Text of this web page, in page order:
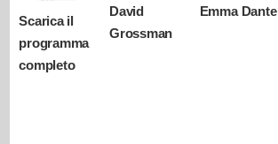
Scarica il
programma
completo
David
Grossman
Emma Dante